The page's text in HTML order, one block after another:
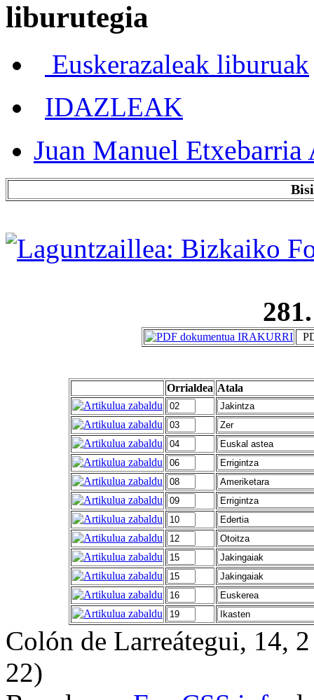
liburutegia
Euskerazaleak liburuak
IDAZLEAK
Juan Manuel Etxebarria
Orrialdea Atala
Colón de Larreátegui, 14,
22)